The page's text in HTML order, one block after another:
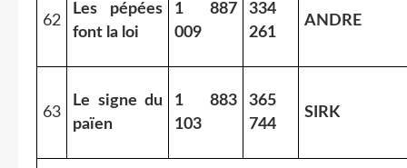
62
Les pépées
font la loi
1 887
009
334
261
ANDRE
63
Le signe du
païen
1 883
103
365
744
SIRK